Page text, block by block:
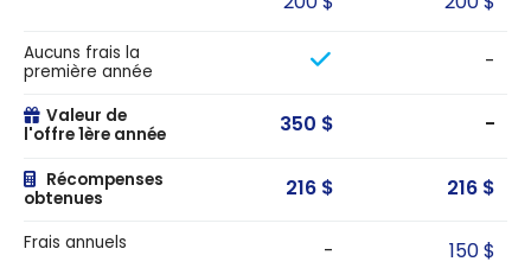
Aucuns frais la
première année
-
Valeur de
l'offre 1ère année
350 $ -
Récompenses
obtenues
216 $ 216 $
Frais annuels - 150 $